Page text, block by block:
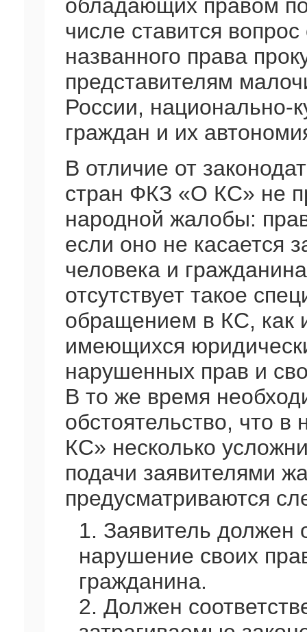
обладающих правом
числе ставится
названного права
представителям
России, национально-
граждан и их
В отличие от
стран ФКЗ «О КС» не
народной жалобы:
если оно не касается
человека и
отсутствует такое
обращением в КС, как
имеющихся
нарушенных прав и
В то же время
обстоятельство, что
КС» несколько
подачи заявителями
предусматриваются
1. Заявитель должен
нарушение своих
гражданина.
2. Должен